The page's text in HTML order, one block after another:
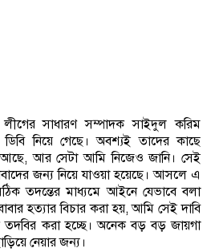
সাধারণ সম্পাদক সাইদুল করিম
ডিবি নিয়ে গেছে। অবশ্যই তাদের কাছে
আছে, আর সেটা আমি নিজেও জানি। সেই
জন্য নিয়ে যাওয়া হয়েছে। আসলে এ
তদন্তের মাধ্যমে আইনে যেভাবে বলা
হত্যার বিচার করা হয়, আমি সেই দাবি
তদবির করা হচ্ছে। অনেক বড় বড় জায়গা
নেয়ার জন্য।